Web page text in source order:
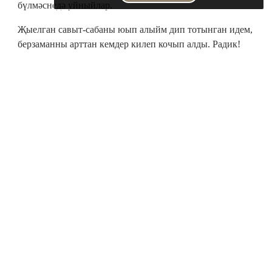
бүлмәснедә уйныйлар.
Җыелган савыт-сабаны юып алыйм дип тотынган идем,
берзаманны арттан кемдер килеп кочып алды. Радик!